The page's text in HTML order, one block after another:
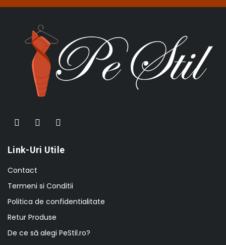
Link-Uri Utile
Contact
Termeni si Conditii
Politica de confidentialitate
Retur Produse
De ce să alegi PeStil.ro?